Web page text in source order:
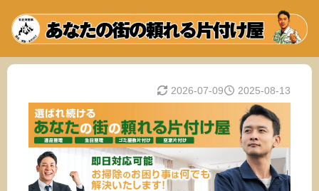
2025-08-13
2026-07-09